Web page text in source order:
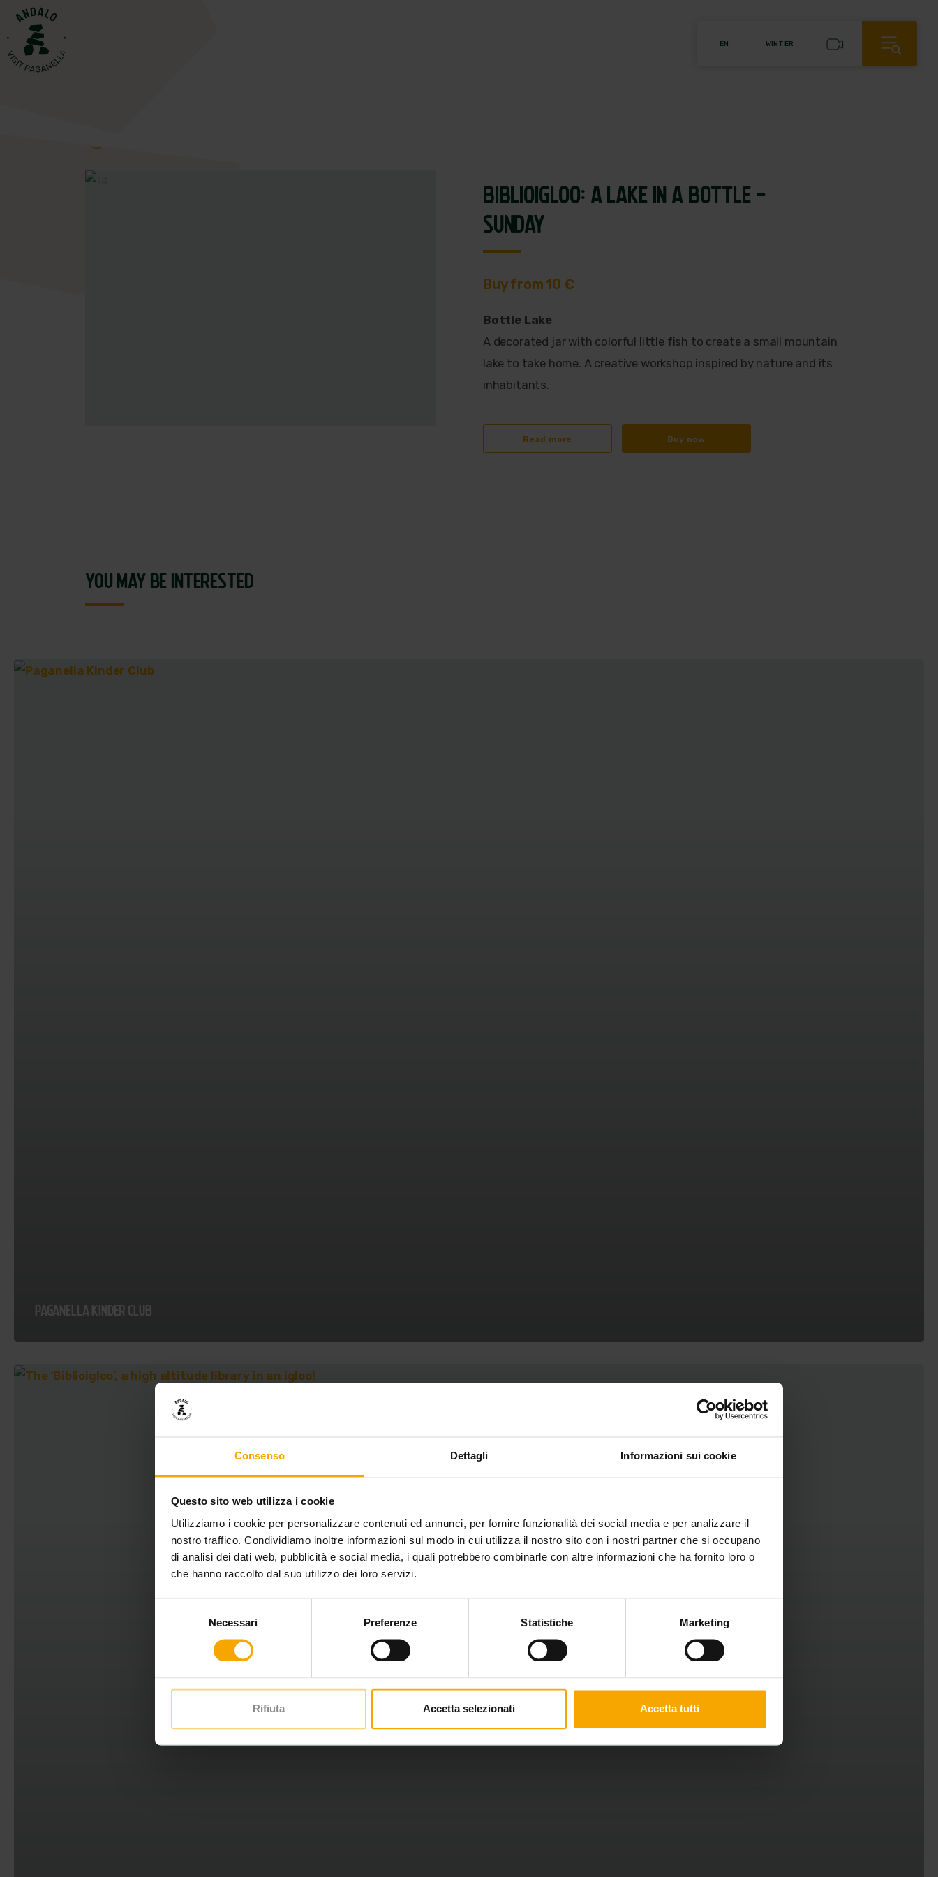
Consenso Dettagli Informazioni sui cookie
Questo sito web utilizza i cookie
Utilizziamo i cookie per personalizzare contenuti ed annunci, per fornire funzionalità dei social media e per analizzare il
nostro traffico. Condividiamo inoltre informazioni sul modo in cui utilizza il nostro sito con i nostri partner che si occupano
di analisi dei dati web, pubblicità e social media, i quali potrebbero combinarle con altre informazioni che ha fornito loro o
che hanno raccolto dal suo utilizzo dei loro servizi.
Necessari Preferenze Statistiche Marketing
Rifiuta Accetta selezionati Accetta tutti
EN WINTER
BIBLIOIGLOO: A LAKE IN A BOTTLE -
SUNDAY
Buy from 10 €
Bottle Lake
A decorated jar with colorful little fish to create a small mountain
lake to take home. A creative workshop inspired by nature and its
inhabitants.
Read more Buy now
YOU MAY BE INTERESTED
PAGANELLA KINDER CLUB